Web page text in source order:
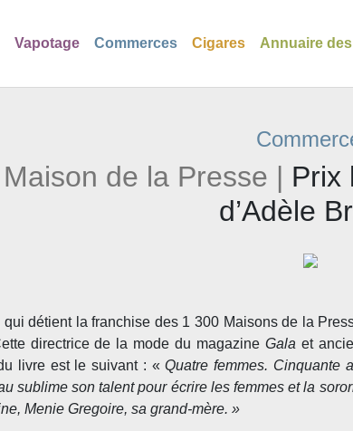
Vapotage Commerces Cigares Annuaire
de la Presse | Prix
d’Adèle
qui détient la franchise des 1 300 Maisons de la
directrice de la mode du magazineGala et
livre est le suivant : «Quatre femmes. Cinquante
sublime son talent pour écrire les femmes et la
Menie Gregoire, sa grand-mère. »